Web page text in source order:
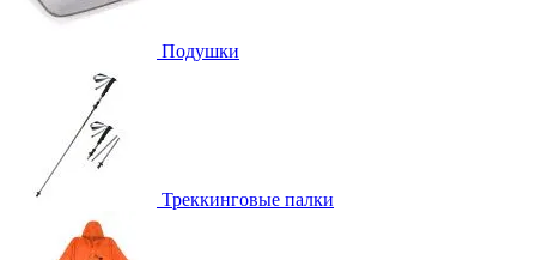
Подушки
Треккинговые палки